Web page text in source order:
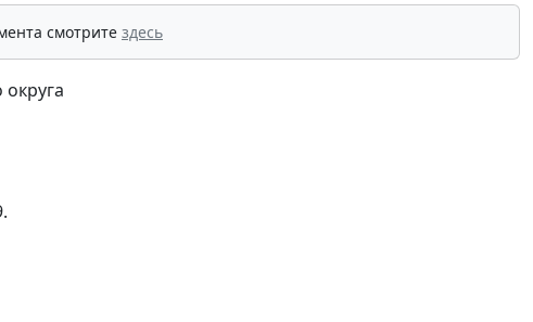
смотрите здесь